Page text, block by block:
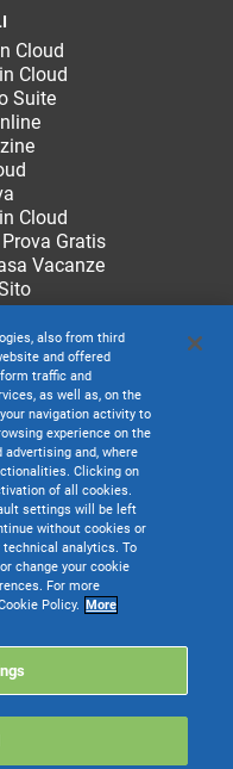
Cloud
Cloud
Suite
Cloud
Gratis
Vacanze
all’attività di direzione e
- Cap. Soc. € 24.000.000 I.v. -
01035310414
88 - 61122 Pesaro (PU) -
also from third
and offered
traffic and
as well as, on the
navigation activity to
experience on the
and, where
Clicking on
of all cookies.
settings will be left
without cookies or
analytics. To
change your cookie
For more
Policy. More